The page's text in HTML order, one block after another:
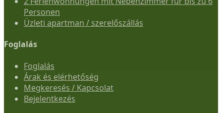
Personen
Üzleti apartman / szerelőszállás
Foglalás
Foglalás
Árak és elérhetőség
Megkeresés / Kapcsolat
Bejelentkezés